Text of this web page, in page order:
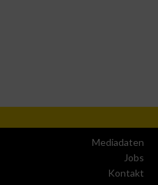
Mediadaten
Jobs
Kontakt